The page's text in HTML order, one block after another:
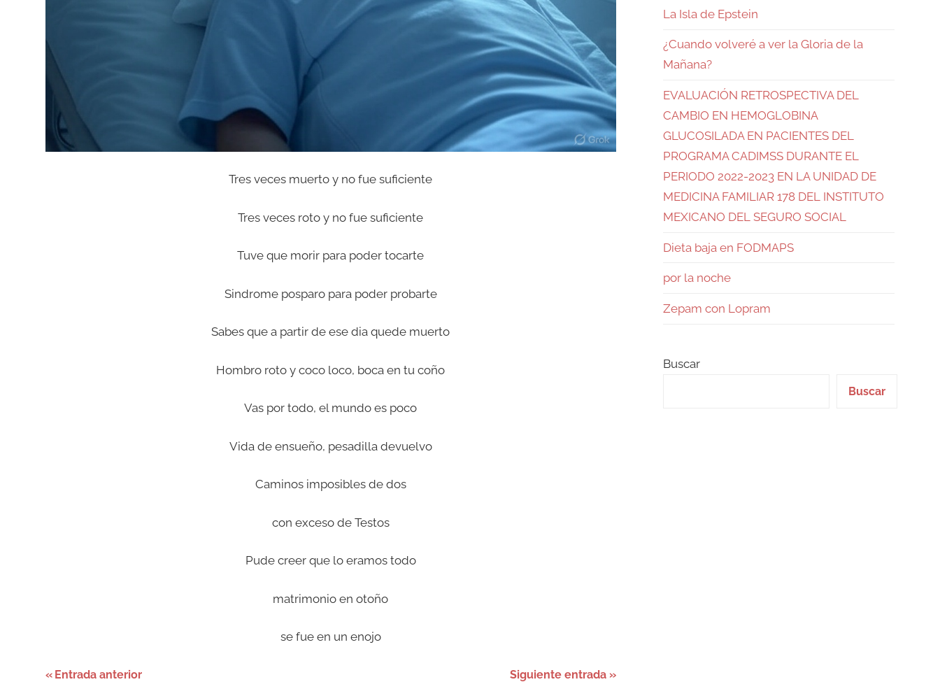
Tres veces muerto y no fue suficiente
Tres veces roto y no fue suficiente
Tuve que morir para poder tocarte
Sindrome posparo para poder probarte
Sabes que a partir de ese dia quede muerto
Hombro roto y coco loco, boca en tu coño
Vas por todo, el mundo es poco
Vida de ensueño, pesadilla devuelvo
Caminos imposibles de dos
con exceso de Testos
Pude creer que lo eramos todo
matrimonio en otoño
se fue en un enojo
Etiquetada
Entrada anterior Siguiente entrada
La Isla de Epstein
¿Cuando volveré a ver la Gloria de la
Mañana?
EVALUACIÓN RETROSPECTIVA DEL
CAMBIO EN HEMOGLOBINA
GLUCOSILADA EN PACIENTES DEL
PROGRAMA CADIMSS DURANTE EL
PERIODO 2022-2023 EN LA UNIDAD DE
MEDICINA FAMILIAR 178 DEL INSTITUTO
MEXICANO DEL SEGURO SOCIAL
Dieta baja en FODMAPS
por la noche
Zepam con Lopram
Buscar
Buscar